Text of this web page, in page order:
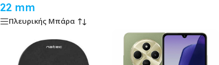
22 mm
Πλευρικής Μπάρα